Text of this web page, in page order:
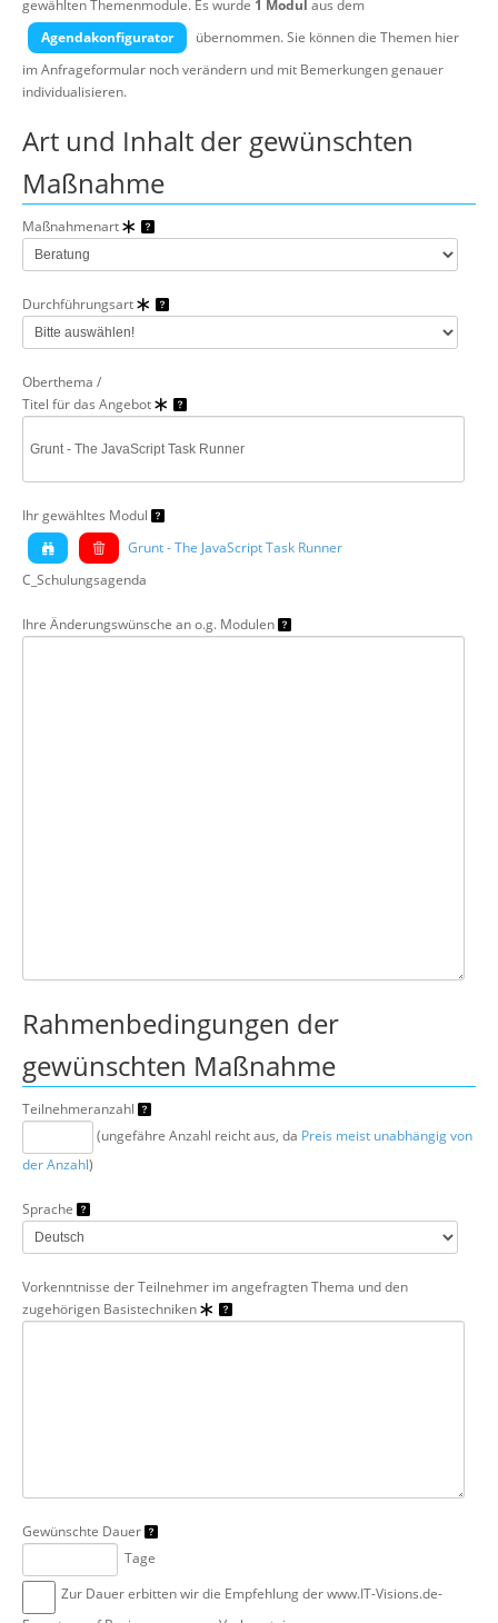
Über uns
Suche
gewählten Themenmodule. Es wurde 1 Modul aus dem
Agendakonfigurator
übernommen. Sie können die Themen hier
im Anfrageformular noch verändern und mit Bemerkungen genauer
individualisieren.
Art und Inhalt der gewünschten
Maßnahme
Maßnahmenart
Durchführungsart
Oberthema /
Titel für das Angebot
Ihr gewähltes Modul
Grunt - The JavaScript Task Runner
C_Schulungsagenda
Ihre Änderungswünsche an o.g. Modulen
Rahmenbedingungen der
gewünschten Maßnahme
Teilnehmeranzahl
(ungefähre Anzahl reicht aus, da Preis meist unabhängig von
der Anzahl)
Sprache
Vorkenntnisse der Teilnehmer im angefragten Thema und den
zugehörigen Basistechniken
Gewünschte Dauer
Tage
Zur Dauer erbitten wir die Empfehlung der www.IT-Visions.de-